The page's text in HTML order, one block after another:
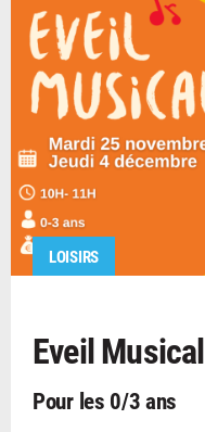
LOISIRS
Eveil Musical
Pour les 0/3 ans